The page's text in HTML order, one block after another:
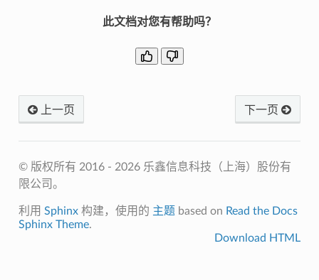
此文档对您有帮助吗？
上一页 下一页
© 版权所有 2016 - 2026 乐鑫信息科技（上海）股份有
限公司。
利用 Sphinx构建，使用的 主题 based on Read the Docs
Sphinx Theme.
Download HTML